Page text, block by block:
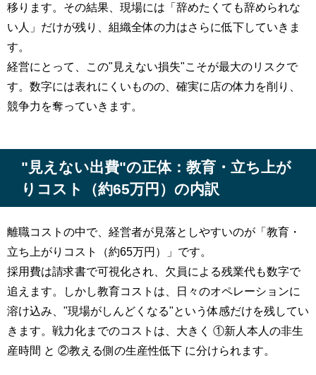
移ります。その結果、現場には「辞めたくても辞められな
い人」だけが残り、組織全体の力はさらに低下していきま
す。
経営にとって、この"見えない損失"こそが最大のリスクで
す。数字には表れにくいものの、確実に店の体力を削り、
競争力を奪っていきます。
"見えない出費"の正体：教育・立ち上が
りコスト（約65万円）の内訳
離職コストの中で、経営者が見落としやすいのが「教育・
立ち上がりコスト（約65万円）」です。
採用費は請求書で可視化され、欠員による残業代も数字で
追えます。しかし教育コストは、日々のオペレーションに
溶け込み、"現場がしんどくなる"という体感だけを残してい
きます。戦力化までのコストは、大きく ①新人本人の非生
産時間 と ②教える側の生産性低下 に分けられます。